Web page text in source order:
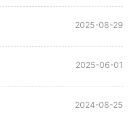
2025-08-29
2025-06-01
2024-08-25